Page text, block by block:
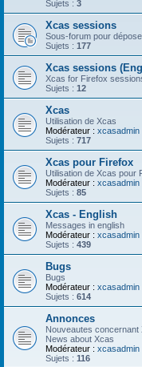
Sujets : 3
Xcas sessions
Sous-forum pour
Sujets : 177
Xcas sessions
Xcas for Firefox
Sujets : 12
Xcas
Utilisation de Xcas
Modérateur : xcasadmin
Sujets : 717
Xcas pour Firefox
Utilisation de Xcas pour
Modérateur : xcasadmin
Sujets : 85
Xcas - English
Messages in english
Modérateur : xcasadmin
Sujets : 439
Bugs
Bugs
Modérateur : xcasadmin
Sujets : 614
Annonces
Nouveautes concernant
News about Xcas
Modérateur : xcasadmin
Sujets : 116